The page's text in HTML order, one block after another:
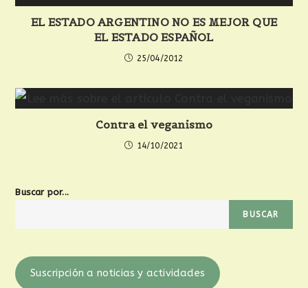
EL ESTADO ARGENTINO NO ES MEJOR QUE
EL ESTADO ESPAÑOL
25/04/2012
Contra el veganismo
14/10/2021
Buscar por...
BUSCAR
Suscripción a noticias y actividades